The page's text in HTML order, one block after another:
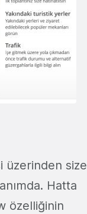
üzerinden size
Hatta
özelliğinin